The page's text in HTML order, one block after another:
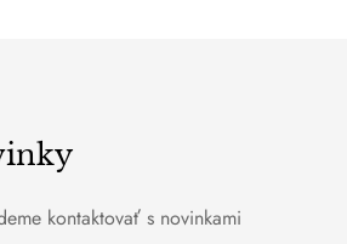
kontaktovať s novinkami